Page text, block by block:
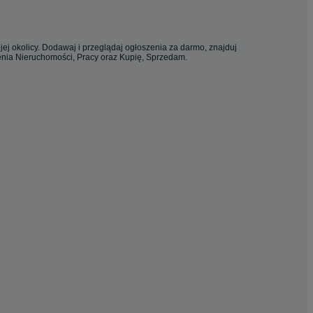
okolicy. Dodawaj i przeglądaj ogłoszenia za darmo, znajduj
Nieruchomości, Pracy oraz Kupię, Sprzedam.